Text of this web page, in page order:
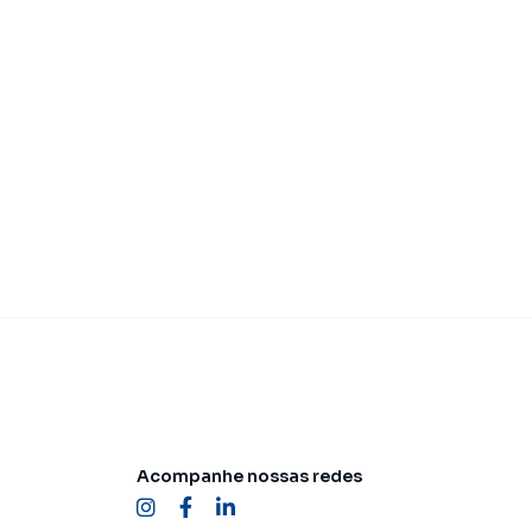
Acompanhe nossas redes